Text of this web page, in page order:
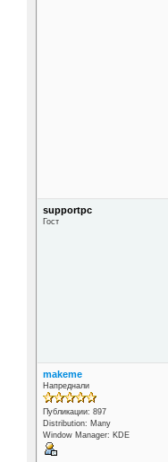
supportpc
Гост
makeme
Напреднали
Публикации: 897
Distribution: Many
Window Manager: KDE